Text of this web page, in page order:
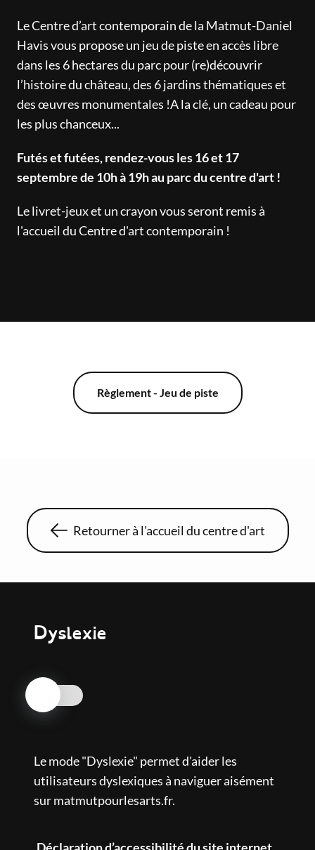
Nos engagements
Centre d'art contemporain
Mécénat culturel
Dyslexie
Le mode "Dyslexie" permet d'aider les
utilisateurs dyslexiques à naviguer aisément
sur matmutpourlesarts.fr.
Le Centre d’art contemporain de la Matmut-Daniel
Havis vous propose un jeu de piste en accès libre
dans les 6 hectares du parc pour (re)découvrir
l’histoire du château, des 6 jardins thématiques et
des œuvres monumentales !A la clé, un cadeau pour
les plus chanceux...
Futés et futées, rendez-vous les 16 et 17
septembre de 10h à 19h au parc du centre d'art !
Le livret-jeux et un crayon vous seront remis à
l'accueil du Centre d'art contemporain !
Règlement - Jeu de piste
Retourner à l'accueil du centre d'art
Découvrir nos autres univers